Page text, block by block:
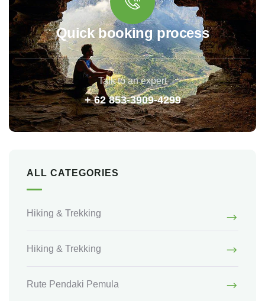
Quick booking process
Talk to an expert
+ 62 853-3909-4299
ALL CATEGORIES
Hiking & Trekking
Hiking & Trekking
Rute Pendaki Pemula